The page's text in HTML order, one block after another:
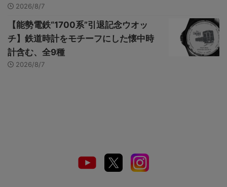
2026/8/7
【能勢電鉄“1700系”引退記念ウオッ
チ】鉄道時計をモチーフにした懐中時
計含む、全9種
2026/8/7